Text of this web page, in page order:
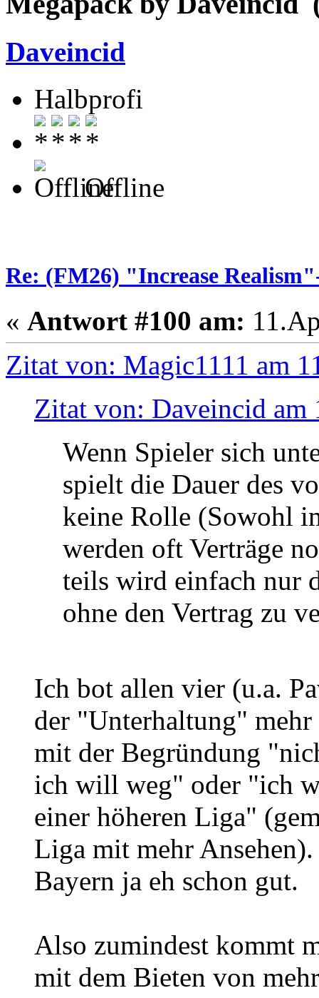
Daveincid
Halbprofi
Offline
Re: (FM26) "Increase
« Antwort #100 am:
Zitat von: Magic1111 am
Zitat von: Daveincid
Wenn Spieler sich
spielt die Dauer des
keine Rolle (Sowohl
werden oft Verträge
teils wird einfach nur
ohne den Vertrag zu
Ich bot allen vier (u.a.
der "Unterhaltung"
mit der Begründung
ich will weg" oder "ich
einer höheren Liga"
Liga mit mehr
Bayern ja eh schon gut.
Also zumindest kommt
mit dem Bieten von